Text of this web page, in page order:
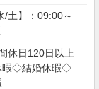
/土】：09:00～
休日120日以上
暇◇結婚休暇◇